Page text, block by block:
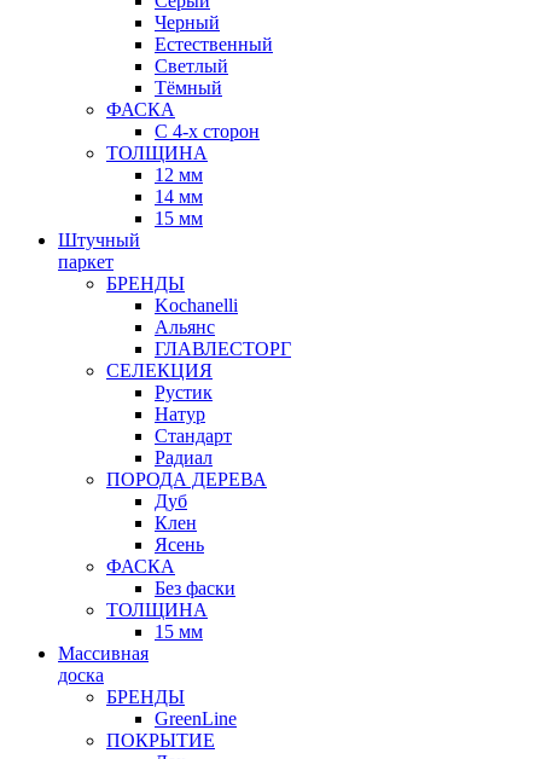
Черный
Естественный
Светлый
Тёмный
ФАСКА
С 4-х сторон
ТОЛЩИНА
12 мм
14 мм
15 мм
Штучный
паркет
БРЕНДЫ
Kochanelli
Альянс
ГЛАВЛЕСТОРГ
СЕЛЕКЦИЯ
Рустик
Натур
Стандарт
Радиал
ПОРОДА ДЕРЕВА
Дуб
Клен
Ясень
ФАСКА
Без фаски
ТОЛЩИНА
15 мм
Массивная
доска
БРЕНДЫ
GreenLine
ПОКРЫТИЕ